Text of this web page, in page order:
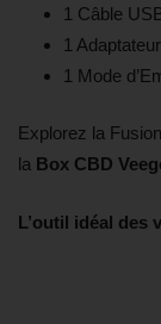
1 Câble
1
1 Mode
Explorez la
la Box CBD
L’outil idéal des